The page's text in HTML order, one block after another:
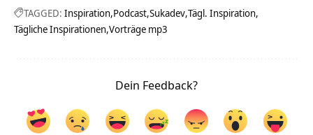
TAGGED: Inspiration Podcast Sukadev Tägl. Inspiration
Tägliche Inspirationen Vorträge mp3
Dein Feedback?